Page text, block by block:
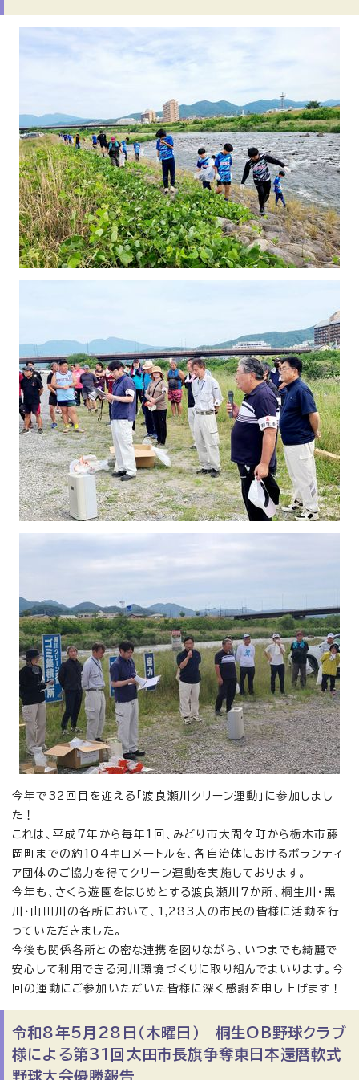
今年で32回目を迎える「渡良瀬川クリーン運動」に参加しまし
た！
これは、平成7年から毎年1回、みどり市大間々町から栃木市藤
岡町までの約104キロメートルを、各自治体におけるボランティ
ア団体のご協力を得てクリーン運動を実施しております。
今年も、さくら遊園をはじめとする渡良瀬川7か所、桐生川・黒
川・山田川の各所において、1,283人の市民の皆様に活動を行
っていただきました。
今後も関係各所との密な連携を図りながら、いつまでも綺麗で
安心して利用できる河川環境づくりに取り組んでまいります。今
回の運動にご参加いただいた皆様に深く感謝を申し上げます！
令和8年5月28日（木曜日） 桐生OB野球クラブ
様による第31回太田市長旗争奪東日本還暦軟式
野球大会優勝報告